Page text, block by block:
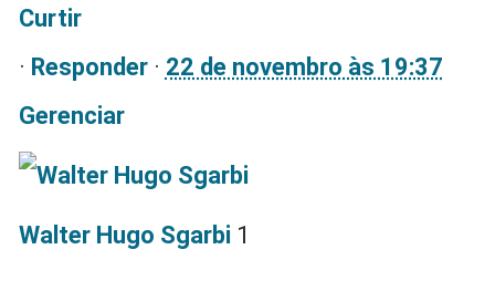
Curtir
· Responder· 22 de novembro às 19:37
Gerenciar
Walter Hugo Sgarbi 1